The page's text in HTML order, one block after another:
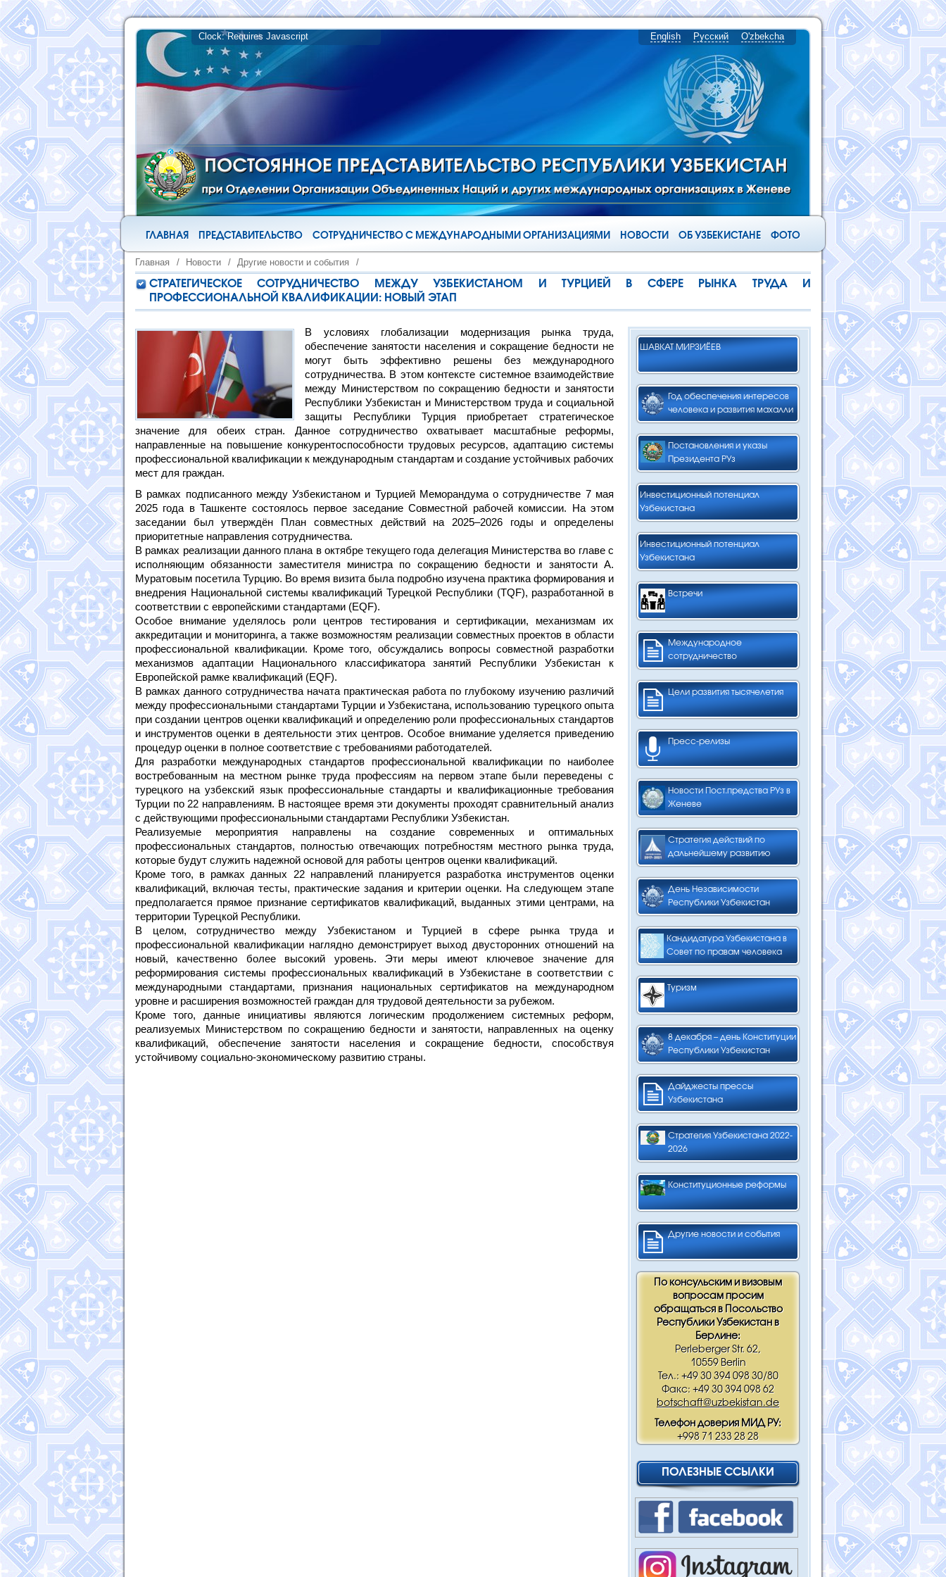
English Русский O'zbekcha
ГЛАВНАЯ ПРЕДСТАВИТЕЛЬСТВО СОТРУДНИЧЕСТВО С МЕЖДУНАРОДНЫМИ ОРГАНИЗАЦИЯМИ НОВОСТИ ОБ УЗБЕКИСТАНЕ ФОТО
Главная / Новости / Другие новости и события /
СТРАТЕГИЧЕСКОЕ СОТРУДНИЧЕСТВО МЕЖДУ УЗБЕКИСТАНОМ И ТУРЦИЕЙ В СФЕРЕ РЫНКА ТРУДА И
ПРОФЕССИОНАЛЬНОЙ КВАЛИФИКАЦИИ: НОВЫЙ ЭТАП
ШАВКАТ МИРЗИЁЕВ
Год обеспечения интересов
человека и развития махалли
Постановления и указы
Президента РУз
Инвестиционный потенциал
Узбекистана
Инвестиционный потенциал
Узбекистана
Встречи
Международное
сотрудничество
Цели развития тысячелетия
Пресс-релизы
Новости Пост.предства РУз в
Женеве
Стратегия действий по
дальнейшему развитию
День Независимости
Республики Узбекистан
Кандидатура Узбекистана в
Совет по правам человека
Туризм
8 декабря – день Конституции
Республики Узбекистан
Дайджесты прессы
Узбекистана
Стратегия Узбекистана 2022-
2026
Конституционные реформы
Другие новости и события
По консульским и визовым
вопросам просим
обращаться в Посольство
Республики Узбекистан в
Берлине:
Perleberger Str. 62,
10559 Berlin
Тел.: +49 30 394 098 30/80
Факс: +49 30 394 098 62
botschaft@uzbekistan.de
Телефон доверия МИД РУ:
+998 71 233 28 28
ПОЛЕЗНЫЕ ССЫЛКИ
В условиях глобализации модернизация рынка труда,
обеспечение занятости населения и сокращение бедности не
могут быть эффективно решены без международного
сотрудничества. В этом контексте системное взаимодействие
между Министерством по сокращению бедности и занятости
Республики Узбекистан и Министерством труда и социальной
защиты Республики Турция приобретает стратегическое
значение для обеих стран. Данное сотрудничество охватывает масштабные реформы,
направленные на повышение конкурентоспособности трудовых ресурсов, адаптацию системы
профессиональной квалификации к международным стандартам и создание устойчивых рабочих
мест для граждан.
В рамках подписанного между Узбекистаном и Турцией Меморандума о сотрудничестве 7 мая
2025 года в Ташкенте состоялось первое заседание Совместной рабочей комиссии. На этом
заседании был утверждён План совместных действий на 2025–2026 годы и определены
приоритетные направления сотрудничества.
В рамках реализации данного плана в октябре текущего года делегация Министерства во главе с
исполняющим обязанности заместителя министра по сокращению бедности и занятости А.
Муратовым посетила Турцию. Во время визита была подробно изучена практика формирования и
внедрения Национальной системы квалификаций Турецкой Республики (TQF), разработанной в
соответствии с европейскими стандартами (EQF).
Особое внимание уделялось роли центров тестирования и сертификации, механизмам их
аккредитации и мониторинга, а также возможностям реализации совместных проектов в области
профессиональной квалификации. Кроме того, обсуждались вопросы совместной разработки
механизмов адаптации Национального классификатора занятий Республики Узбекистан к
Европейской рамке квалификаций (EQF).
В рамках данного сотрудничества начата практическая работа по глубокому изучению различий
между профессиональными стандартами Турции и Узбекистана, использованию турецкого опыта
при создании центров оценки квалификаций и определению роли профессиональных стандартов
и инструментов оценки в деятельности этих центров. Особое внимание уделяется приведению
процедур оценки в полное соответствие с требованиями работодателей.
Для разработки международных стандартов профессиональной квалификации по наиболее
востребованным на местном рынке труда профессиям на первом этапе были переведены с
турецкого на узбекский язык профессиональные стандарты и квалификационные требования
Турции по 22 направлениям. В настоящее время эти документы проходят сравнительный анализ
с действующими профессиональными стандартами Республики Узбекистан.
Реализуемые мероприятия направлены на создание современных и оптимальных
профессиональных стандартов, полностью отвечающих потребностям местного рынка труда,
которые будут служить надежной основой для работы центров оценки квалификаций.
Кроме того, в рамках данных 22 направлений планируется разработка инструментов оценки
квалификаций, включая тесты, практические задания и критерии оценки. На следующем этапе
предполагается прямое признание сертификатов квалификаций, выданных этими центрами, на
территории Турецкой Республики.
В целом, сотрудничество между Узбекистаном и Турцией в сфере рынка труда и
профессиональной квалификации наглядно демонстрирует выход двусторонних отношений на
новый, качественно более высокий уровень. Эти меры имеют ключевое значение для
реформирования системы профессиональных квалификаций в Узбекистане в соответствии с
международными стандартами, признания национальных сертификатов на международном
уровне и расширения возможностей граждан для трудовой деятельности за рубежом.
Кроме того, данные инициативы являются логическим продолжением системных реформ,
реализуемых Министерством по сокращению бедности и занятости, направленных на оценку
квалификаций, обеспечение занятости населения и сокращение бедности, способствуя
устойчивому социально-экономическому развитию страны.